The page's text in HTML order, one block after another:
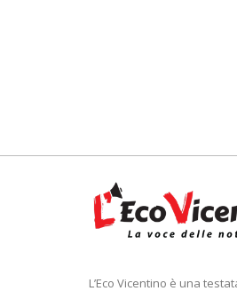
L’Eco Vicentino è una